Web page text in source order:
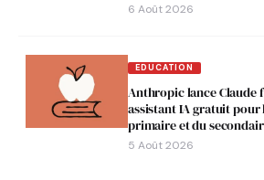
6 Août 2026
EDUCATION
Anthropic lance Claude
assistant IA gratuit pour
primaire et du
5 Août 2026